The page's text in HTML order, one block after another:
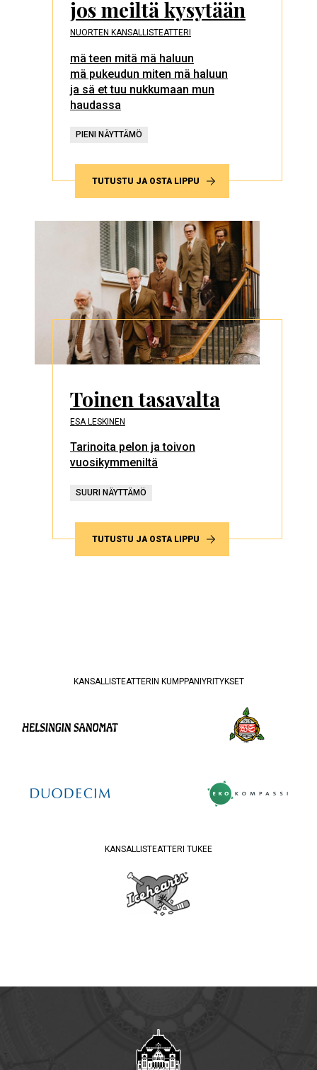
jos meiltä kysytään
NUORTEN KANSALLISTEATTERI
mä teen mitä mä haluun
mä pukeudun miten mä haluun
ja sä et tuu nukkumaan mun
haudassa
PIENI NÄYTTÄMÖ
TUTUSTU JA OSTA LIPPU
Toinen tasavalta
ESA LESKINEN
Tarinoita pelon ja toivon
vuosikymmeniltä
SUURI NÄYTTÄMÖ
TUTUSTU JA OSTA LIPPU
KANSALLISTEATTERIN KUMPPANIYRITYKSET
KANSALLISTEATTERI TUKEE